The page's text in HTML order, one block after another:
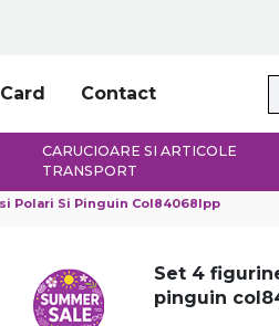
Contact
CARUCIOARE SI ARTICOLE
TRANSPORT
Polari Si Pinguin Col84068lpp
Set 4
pinguin